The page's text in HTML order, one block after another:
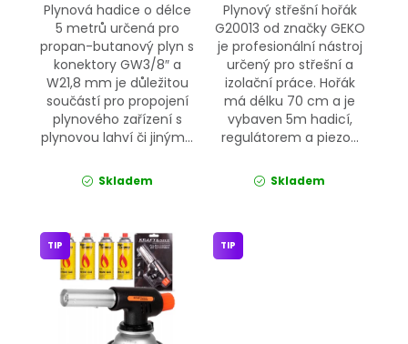
Plynová hadice o délce
5 metrů určená pro
propan-butanový plyn s
konektory GW3/8″ a
W21,8 mm je důležitou
součástí pro propojení
plynového zařízení s
plynovou lahví či jiným...
Skladem
Plynový střešní hořák
G20013 od značky GEKO
je profesionální nástroj
určený pro střešní a
izolační práce. Hořák
má délku 70 cm a je
vybaven 5m hadicí,
regulátorem a piezo...
Skladem
TIP TIP